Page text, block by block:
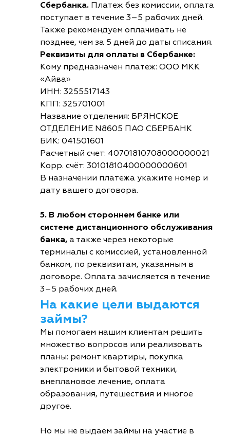
Сбербанка. Платеж без комиссии, оплата
поступает в течение 3–5 рабочих дней.
Также рекомендуем оплачивать не
позднее, чем за 5 дней до даты списания.
Реквизиты для оплаты в Сбербанке:
Кому предназначен платеж: ООО МКК
«Айва»
ИНН: 3255517143
КПП: 325701001
Название отделения: БРЯНСКОЕ
ОТДЕЛЕНИЕ N8605 ПАО СБЕРБАНК
БИК: 041501601
Расчетный счет: 40701810708000000021
Корр. счёт: 30101810400000000601
В назначении платежа укажите номер и
дату вашего договора.
5. В любом стороннем банке или
системе дистанционного обслуживания
банка, а также через некоторые
терминалы с комиссией, установленной
банком, по реквизитам, указанным в
договоре. Оплата зачисляется в течение
3–5 рабочих дней.
На какие цели выдаются
займы?
Мы помогаем нашим клиентам решить
множество вопросов или реализовать
планы: ремонт квартиры, покупка
электроники и бытовой техники,
внеплановое лечение, оплата
образования, путешествия и многое
другое.
Но мы не выдаем займы на участие в